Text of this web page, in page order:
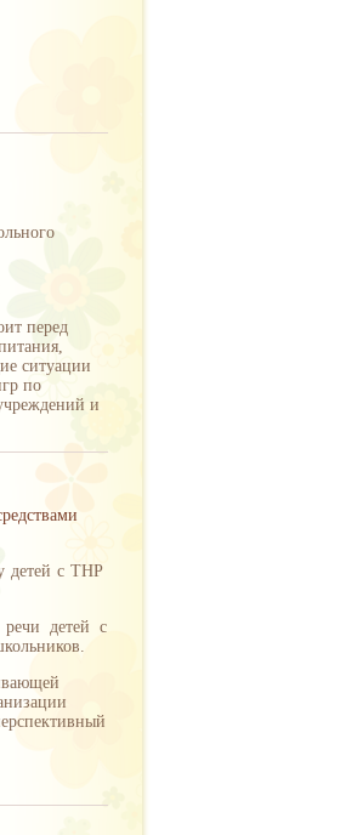
перед
ситуации
по
и
детей с ТНР
речи детей с